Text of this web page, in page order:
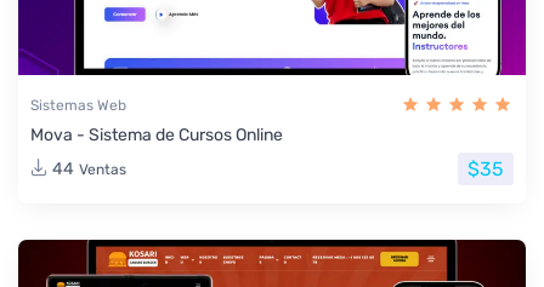
Sistemas Web
Mova - Sistema de Cursos Online
44 Ventas $35